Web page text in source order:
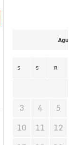
S S R
3 4 5
10
11 12